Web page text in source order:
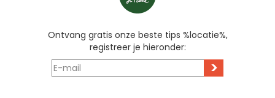
Ontvang gratis onze beste tips %locatie%,
registreer je hieronder:
>